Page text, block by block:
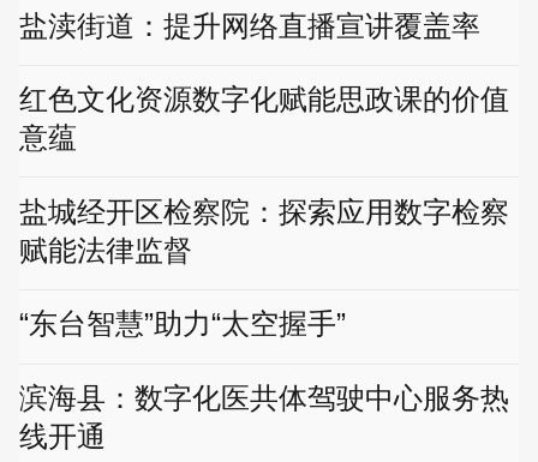
盐渎街道：提升网络直播宣讲覆盖率
红色文化资源数字化赋能思政课的价值
意蕴
盐城经开区检察院：探索应用数字检察
赋能法律监督
“东台智慧”助力“太空握手”
滨海县：数字化医共体驾驶中心服务热
线开通